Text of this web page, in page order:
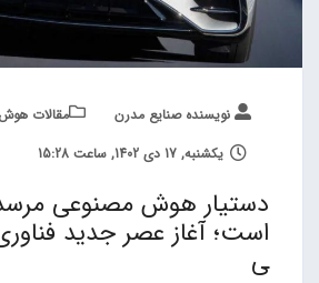
نویسنده صنایع مدرن
مقالات
یکشنبه, 17 دی 1402, ساعت 15:28
دستیار هوش مصنوعی
است؛ آغاز عصر جدید
ی